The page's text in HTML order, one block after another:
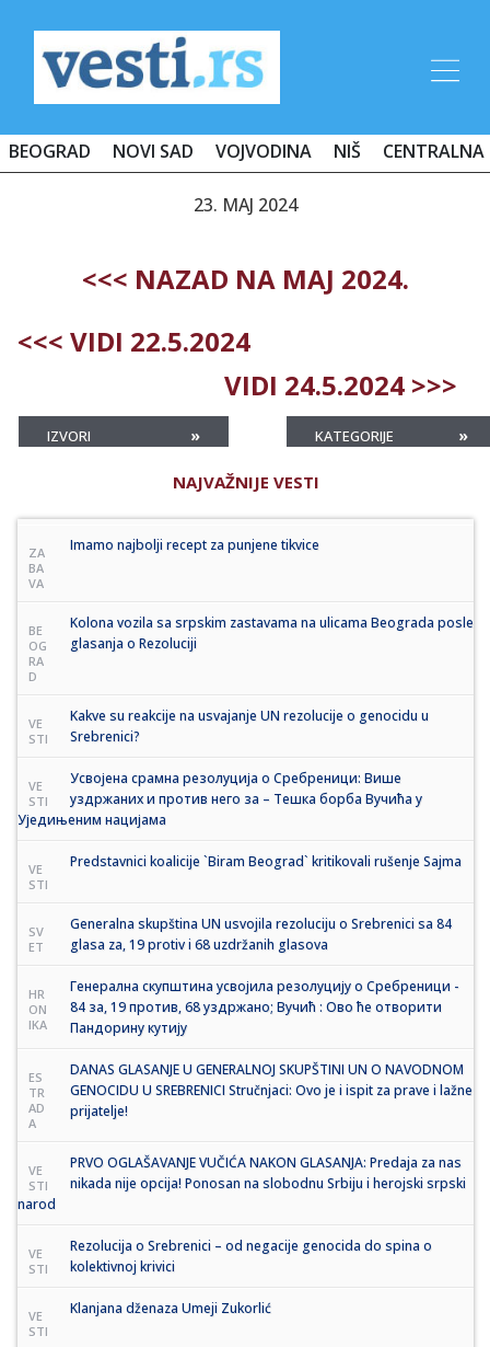
BEOGRAD NOVI SAD VOJVODINA NIŠ CENTRALNA
23. MAJ 2024
<<< NAZAD NA MAJ 2024.
<<< VIDI 22.5.2024
VIDI 24.5.2024 >>>
IZVORI » KATEGORIJE »
NAJVAŽNIJE VESTI
ZA
BA
VA
Imamo najbolji recept za punjene tikvice
BE
OG
RA
D
Kolona vozila sa srpskim zastavama na ulicama Beograda posle
glasanja o Rezoluciji
VE
STI
Kakve su reakcije na usvajanje UN rezolucije o genocidu u
Srebrenici?
VE
STI
Усвојена срамна резолуција о Сребреници: Више
уздржаних и против него за – Тешка борба Вучића у
Уједињеним нацијама
VE
STI
Predstavnici koalicije `Biram Beograd` kritikovali rušenje Sajma
SV
ET
Generalna skupština UN usvojila rezoluciju o Srebrenici sa 84
glasa za, 19 protiv i 68 uzdržanih glasova
HR
ON
IKA
Генерална скупштина усвојила резолуцију о Сребреници -
84 за, 19 против, 68 уздржано; Вучић : Ово ће отворити
Пандорину кутију
ES
TR
AD
A
DANAS GLASANJE U GENERALNOJ SKUPŠTINI UN O NAVODNOM
GENOCIDU U SREBRENICI Stručnjaci: Ovo je i ispit za prave i lažne
prijatelje!
VE
STI
PRVO OGLAŠAVANJE VUČIĆA NAKON GLASANJA: Predaja za nas
nikada nije opcija! Ponosan na slobodnu Srbiju i herojski srpski
narod
VE
STI
Rezolucija o Srebrenici – od negacije genocida do spina o
kolektivnoj krivici
VE
STI
Klanjana dženaza Umeji Zukorlić